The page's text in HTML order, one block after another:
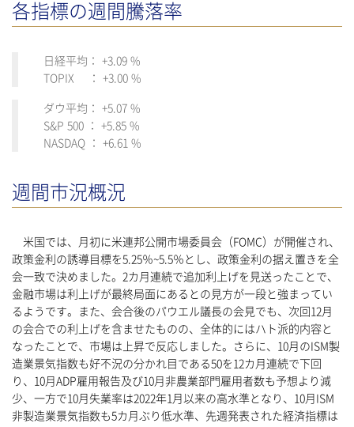
各指標の週間騰落率
日経平均： +3.09 %
TOPIX ： +3.00 %
ダウ平均： +5.07 %
S&P 500 ： +5.85 %
NASDAQ ： +6.61 %
週間市況概況
米国では、月初に米連邦公開市場委員会（FOMC）が開催され、
政策金利の誘導目標を5.25％~5.5％とし、政策金利の据え置きを全
会一致で決めました。2カ月連続で追加利上げを見送ったことで、
金融市場は利上げが最終局面にあるとの見方が一段と強まってい
るようです。また、会合後のパウエル議長の会見でも、次回12月
の会合での利上げを含ませたものの、全体的にはハト派的内容と
なったことで、市場は上昇で反応しました。さらに、10月のISM製
造業景気指数も好不況の分かれ目である50を12カ月連続で下回
り、10月ADP雇用報告及び10月非農業部門雇用者数も予想より減
少、一方で10月失業率は2022年1月以来の高水準となり、10月ISM
非製造業景気指数も5カ月ぶり低水準、先週発表された経済指標は